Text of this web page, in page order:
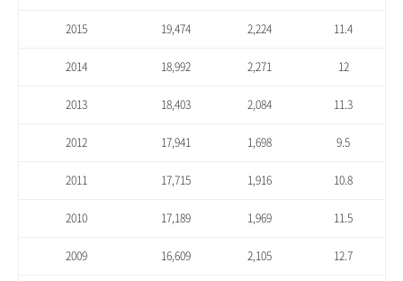
2015 19,474 2,224 11.4
2014 18,992 2,271 12
2013 18,403 2,084 11.3
2012 17,941 1,698 9.5
2011 17,715 1,916 10.8
2010 17,189 1,969 11.5
2009 16,609 2,105 12.7